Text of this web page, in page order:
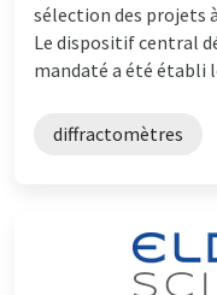
sélection des projets
Le dispositif central
mandaté a été établi
diffractomètres